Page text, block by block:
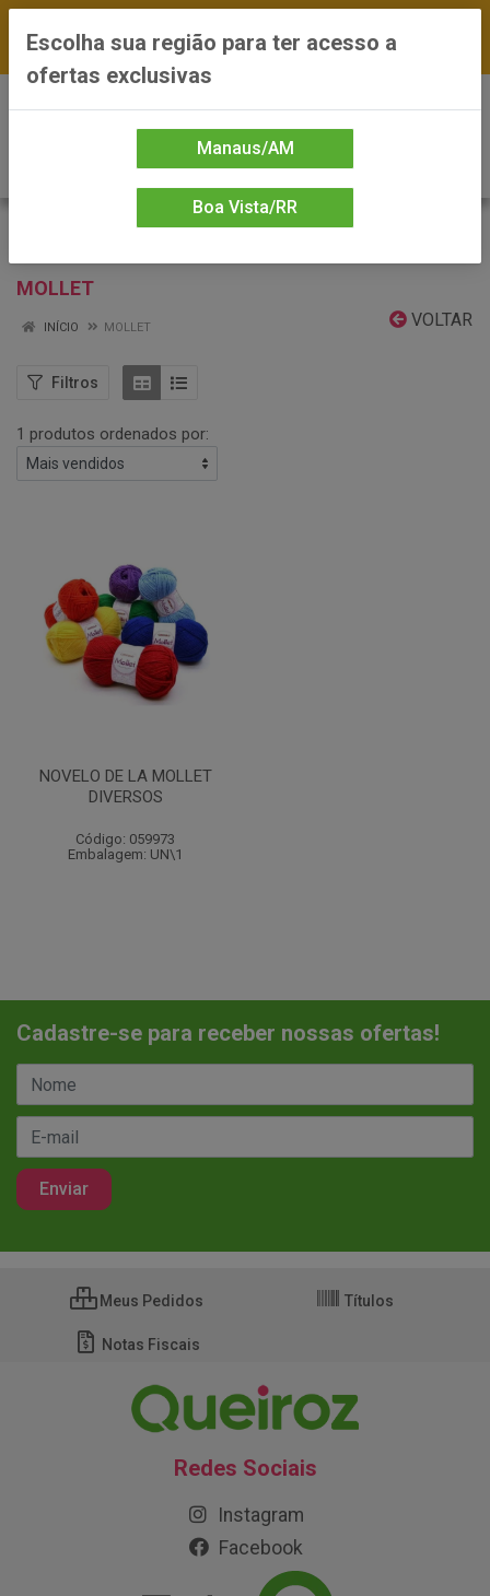
*Preços exclusivos do site — Entrega em até 24h
MOLLET
VOLTAR
INÍCIO MOLLET
Filtros
1 produtos ordenados por:
NOVELO DE LA MOLLET
DIVERSOS
Código: 059973
Embalagem: UN\1
Cadastre-se para receber nossas ofertas!
Meus Pedidos Títulos
Notas Fiscais
Redes Sociais
Instagram
Facebook
Escolha sua região para ter acesso a
ofertas exclusivas
Manaus/AM
Boa Vista/RR